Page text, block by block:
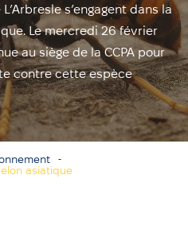
s’engagent dans la
Le mercredi 26 février
au siège de la CCPA pour
contre cette espèce
asiatique
Économie
& Sport
votre mairie